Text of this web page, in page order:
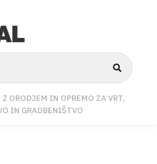
ORODJEM IN OPREMO ZA VRT,
IN GRADBENIŠTVO